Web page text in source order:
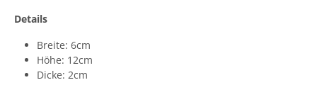
Details
Breite: 6cm
Höhe: 12cm
Dicke: 2cm